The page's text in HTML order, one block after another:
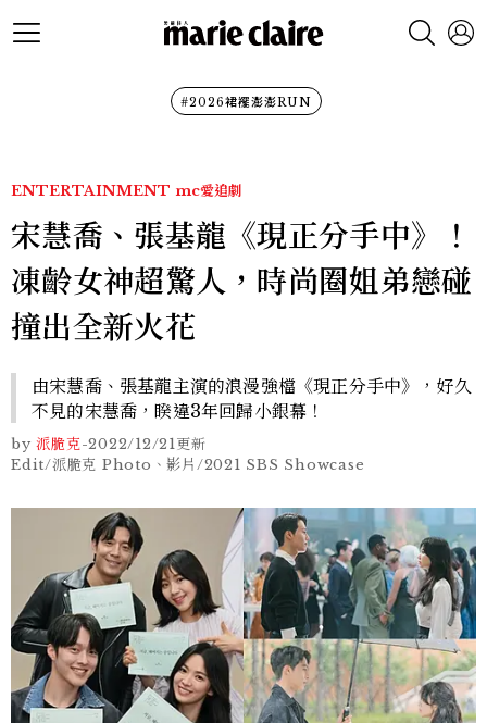
#2026裙襬澎澎RUN
ENTERTAINMENT mc愛追劇
宋慧喬、張基龍《現正分手中》！
凍齡女神超驚人，時尚圈姐弟戀碰
撞出全新火花
由宋慧喬、張基龍主演的浪漫強檔《現正分手中》，好久
不見的宋慧喬，睽違3年回歸小銀幕！
by 派脆克-2022/12/21更新
Edit/派脆克 Photo、影片/2021 SBS Showcase